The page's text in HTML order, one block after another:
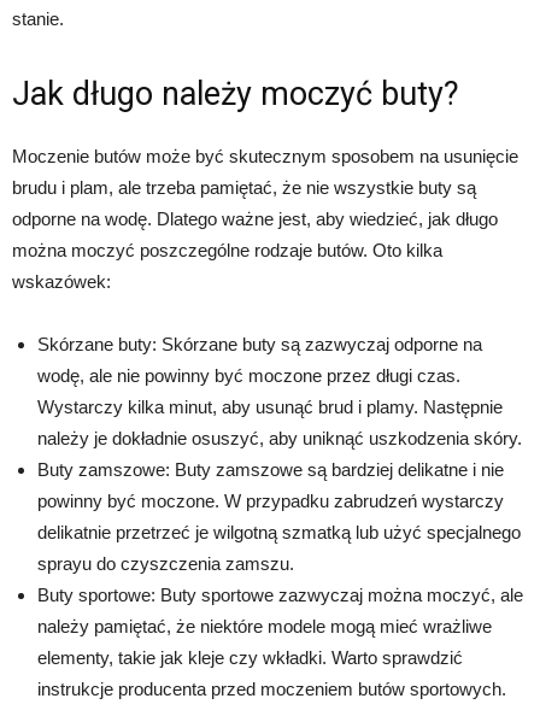
stanie.
Jak długo należy moczyć buty?
Moczenie butów może być skutecznym sposobem na usunięcie
brudu i plam, ale trzeba pamiętać, że nie wszystkie buty są
odporne na wodę. Dlatego ważne jest, aby wiedzieć, jak długo
można moczyć poszczególne rodzaje butów. Oto kilka
wskazówek:
Skórzane buty: Skórzane buty są zazwyczaj odporne na
wodę, ale nie powinny być moczone przez długi czas.
Wystarczy kilka minut, aby usunąć brud i plamy. Następnie
należy je dokładnie osuszyć, aby uniknąć uszkodzenia skóry.
Buty zamszowe: Buty zamszowe są bardziej delikatne i nie
powinny być moczone. W przypadku zabrudzeń wystarczy
delikatnie przetrzeć je wilgotną szmatką lub użyć specjalnego
sprayu do czyszczenia zamszu.
Buty sportowe: Buty sportowe zazwyczaj można moczyć, ale
należy pamiętać, że niektóre modele mogą mieć wrażliwe
elementy, takie jak kleje czy wkładki. Warto sprawdzić
instrukcje producenta przed moczeniem butów sportowych.